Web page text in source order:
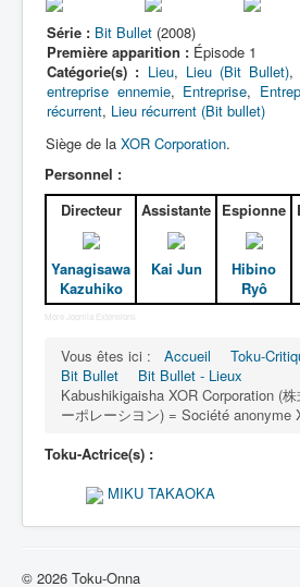
Dessins
Artiste Asperger
Lexique
Bit Bullet (ビット バレ
Série
Personnages
Objets
Lieux
Épisodes
Chronologie
Références
Fanservice
Tous
Cafés
Série : Bit Bullet (2008)
Première apparition : Épisode 1
Catégorie(s) : Lieu, Lieu (Bit Bullet),
entreprise ennemie, Entreprise,
récurrent, Lieu récurrent (Bit bullet)
Siège de la XOR Corporation.
Personnel :
Directeur
Yanagisawa
Kazuhiko
Assistante
Kai Jun
Espionne
Hibino
Ryô
More Joomla Extensions
Vous êtes ici : Accueil Toku-
Bit Bullet
Bit Bullet - Lieux
Kabushikigaisha XOR Corporation (
ーポレーシヨン) = Société anonyme
Toku-Actrice(s) :
MIKU TAKAOKA
© 2026 Toku-Onna